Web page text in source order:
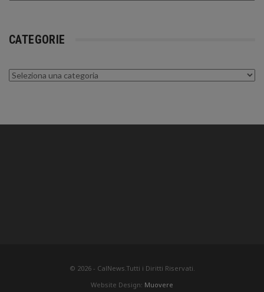
CATEGORIE
Categorie
© 2026 - CalNews.Tutti i Diritti Riservati.
Website Design: Muovere